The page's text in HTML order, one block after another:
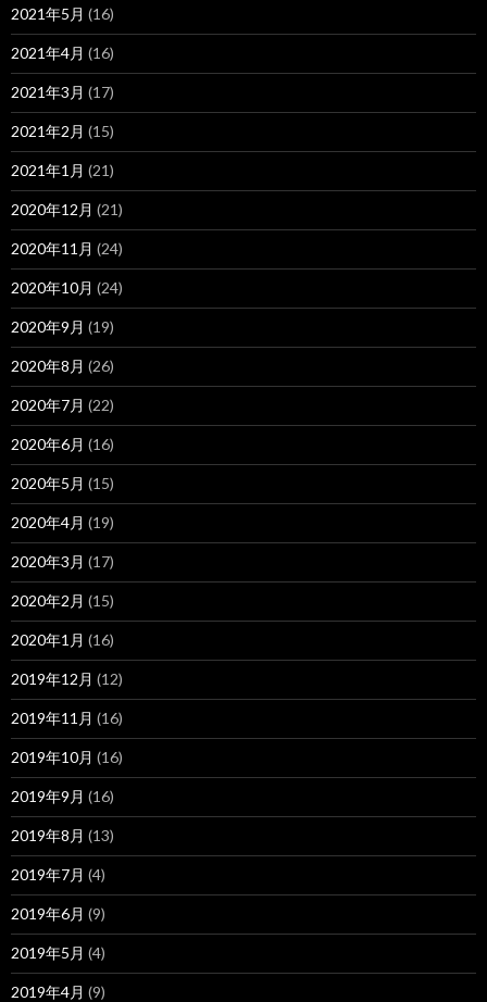
2021年5月 (16)
2021年4月 (16)
2021年3月 (17)
2021年2月 (15)
2021年1月 (21)
2020年12月 (21)
2020年11月 (24)
2020年10月 (24)
2020年9月 (19)
2020年8月 (26)
2020年7月 (22)
2020年6月 (16)
2020年5月 (15)
2020年4月 (19)
2020年3月 (17)
2020年2月 (15)
2020年1月 (16)
2019年12月 (12)
2019年11月 (16)
2019年10月 (16)
2019年9月 (16)
2019年8月 (13)
2019年7月 (4)
2019年6月 (9)
2019年5月 (4)
2019年4月 (9)